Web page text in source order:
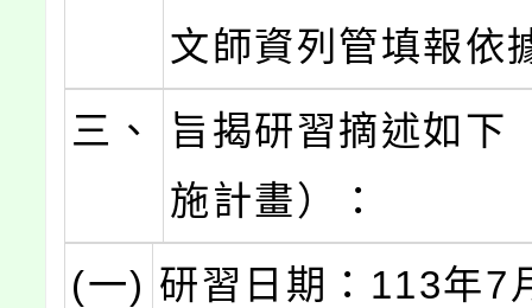
文師資列管填報依
三、
旨揭研習摘述如下
施計畫）：
(一) 研習日期：113年7